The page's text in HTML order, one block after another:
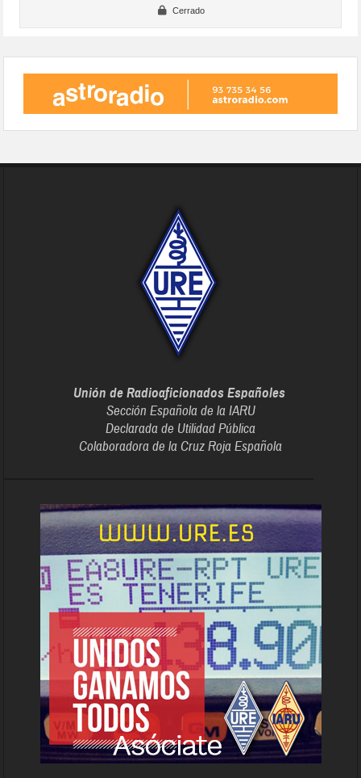
Cerrado
Unión de Radioaficionados Españoles
Sección Española de la IARU
Declarada de Utilidad Pública
Colaboradora de la Cruz Roja Española